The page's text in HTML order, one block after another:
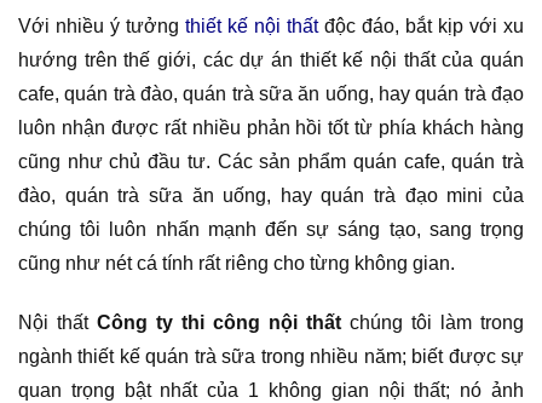
Với nhiều ý tưởng thiết kế nội thấtđộc đáo, bắt kịp với xu
hướng trên thế giới, các dự án thiết kế nội thất của quán
cafe, quán trà đào, quán trà sữa ăn uống, hay quán trà đạo
luôn nhận được rất nhiều phản hồi tốt từ phía khách hàng
cũng như chủ đầu tư. Các sản phẩm quán cafe, quán trà
đào, quán trà sữa ăn uống, hay quán trà đạo mini của
chúng tôi luôn nhấn mạnh đến sự sáng tạo, sang trọng
cũng như nét cá tính rất riêng cho từng không gian.
Nội thất Công ty thi công nội thất chúng tôi làm trong
ngành thiết kế quán trà sữa trong nhiều năm; biết được sự
quan trọng bật nhất của 1 không gian nội thất; nó ảnh